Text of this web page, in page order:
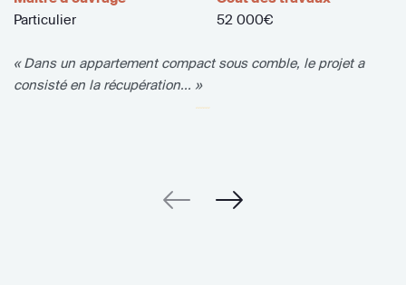
Particulier
52 000€
« Dans un appartement compact sous comble, le projet a
consisté en la récupération... »